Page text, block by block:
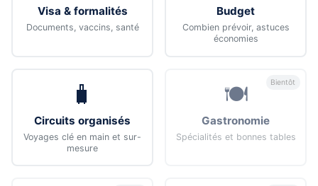
Visa & formalités
Documents, vaccins, santé
Budget
Combien prévoir, astuces
économies
🧳
Circuits organisés
Voyages clé en main et sur-
mesure
🍽️
Gastronomie
Spécialités et bonnes tables
Bientôt